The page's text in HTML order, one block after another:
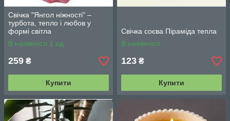
Свічка "Янгол ніжності" –
турбота, тепло і любов у
формі світла
В наявності 1 од.
259 ₴
Купити
Свічка соєва Піраміда тепла
В наявності
123 ₴
Купити